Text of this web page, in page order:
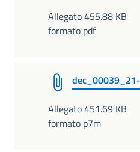
Allegato 455.88 KB
formato pdf
Allegato 451.69 KB
formato p7m